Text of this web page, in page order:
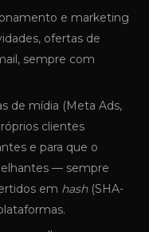
e marketing
ofertas de
sempre com
de mídia (Meta Ads,
clientes
e para que o
— sempre
em hash(SHA-